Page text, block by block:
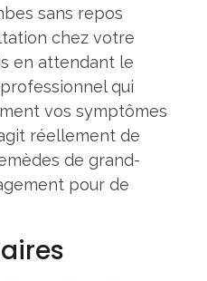
sans repos
chez votre
en attendant le
qui
vos symptômes
réellement de
de grand-
pour de